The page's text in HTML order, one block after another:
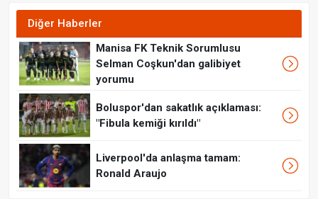
Diğer Haberler
Manisa FK Teknik Sorumlusu
Selman Coşkun'dan galibiyet
yorumu
Boluspor'dan sakatlık açıklaması:
"Fibula kemiği kırıldı"
Liverpool'da anlaşma tamam:
Ronald Araujo